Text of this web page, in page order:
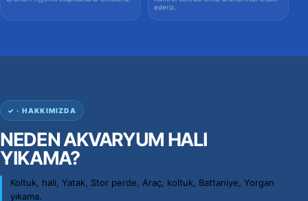
✓ · HAKKIMIZDA
NEDEN AKVARYUM HALI
YIKAMA?
Koltuk, hali, Yatak, Stor perde, Araç, koltuk, Battaniye, Yorgan
yıkama.
ederiz.